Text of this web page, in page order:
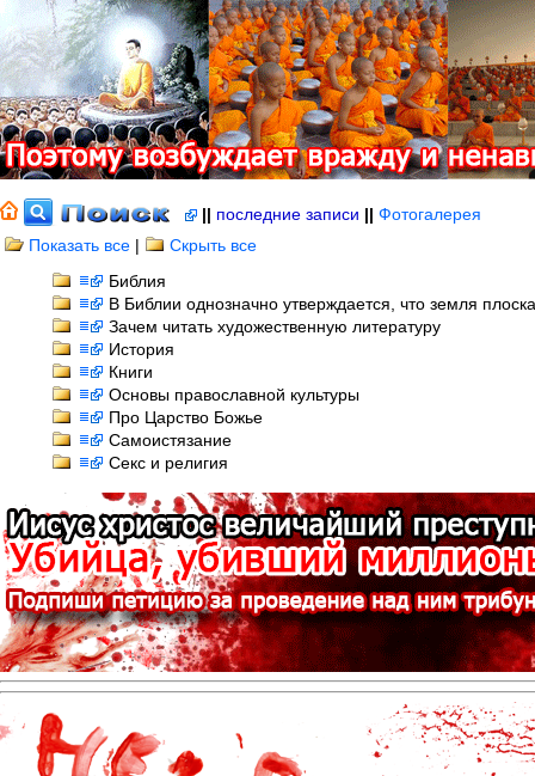
|| последние записи || Фотогалерея
Показать все |
Скрыть все
Библия
В Библии однозначно утверждается, что земля
Зачем читать художественную литературу
История
Книги
Основы православной культуры
Про Царство Божье
Самоистязание
Секс и религия